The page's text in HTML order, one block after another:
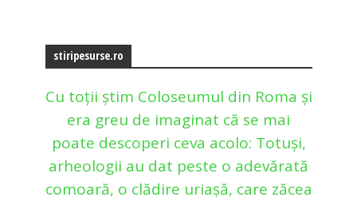
stiripesurse.ro
Cu toții știm Coloseumul din Roma și
era greu de imaginat că se mai
poate descoperi ceva acolo: Totuși,
arheologii au dat peste o adevărată
comoară, o clădire uriașă, care zăcea